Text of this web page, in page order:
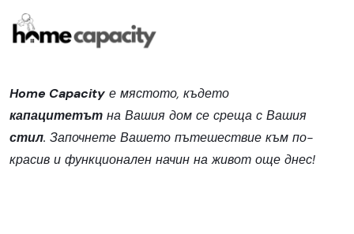
Home Capacity е мястото, където
капацитетът на Вашия дом се среща с Вашия
стил. Започнете Вашето пътешествие към по-
красив и функционален начин на живот още днес!